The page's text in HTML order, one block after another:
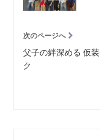
次のページへ
父子の絆深める 仮
ク